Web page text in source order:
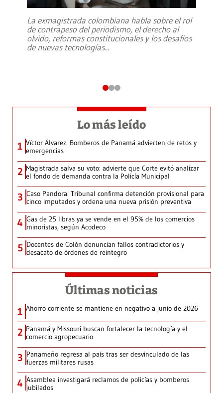
La exmagistrada colombiana habla sobre el rol
de contrapeso del periodismo, el derecho al
olvido, reformas constitucionales y los desafíos
de nuevas tecnologías...
Lo más leído
1 Víctor Álvarez: Bomberos de Panamá advierten de retos y
emergencias
2 Magistrada salva su voto: advierte que Corte evitó analizar
el fondo de demanda contra la Policía Municipal
3 Caso Pandora: Tribunal confirma detención provisional para
cinco imputados y ordena una nueva prisión preventiva
4 Gas de 25 libras ya se vende en el 95% de los comercios
minoristas, según Acodeco
5 Docentes de Colón denuncian fallos contradictorios y
desacato de órdenes de reintegro
Últimas noticias
1 Ahorro corriente se mantiene en negativo a junio de 2026
2 Panamá y Missouri buscan fortalecer la tecnología y el
comercio agropecuario
3 Panameño regresa al país tras ser desvinculado de las
fuerzas militares rusas
4 Asamblea investigará reclamos de policías y bomberos
jubilados